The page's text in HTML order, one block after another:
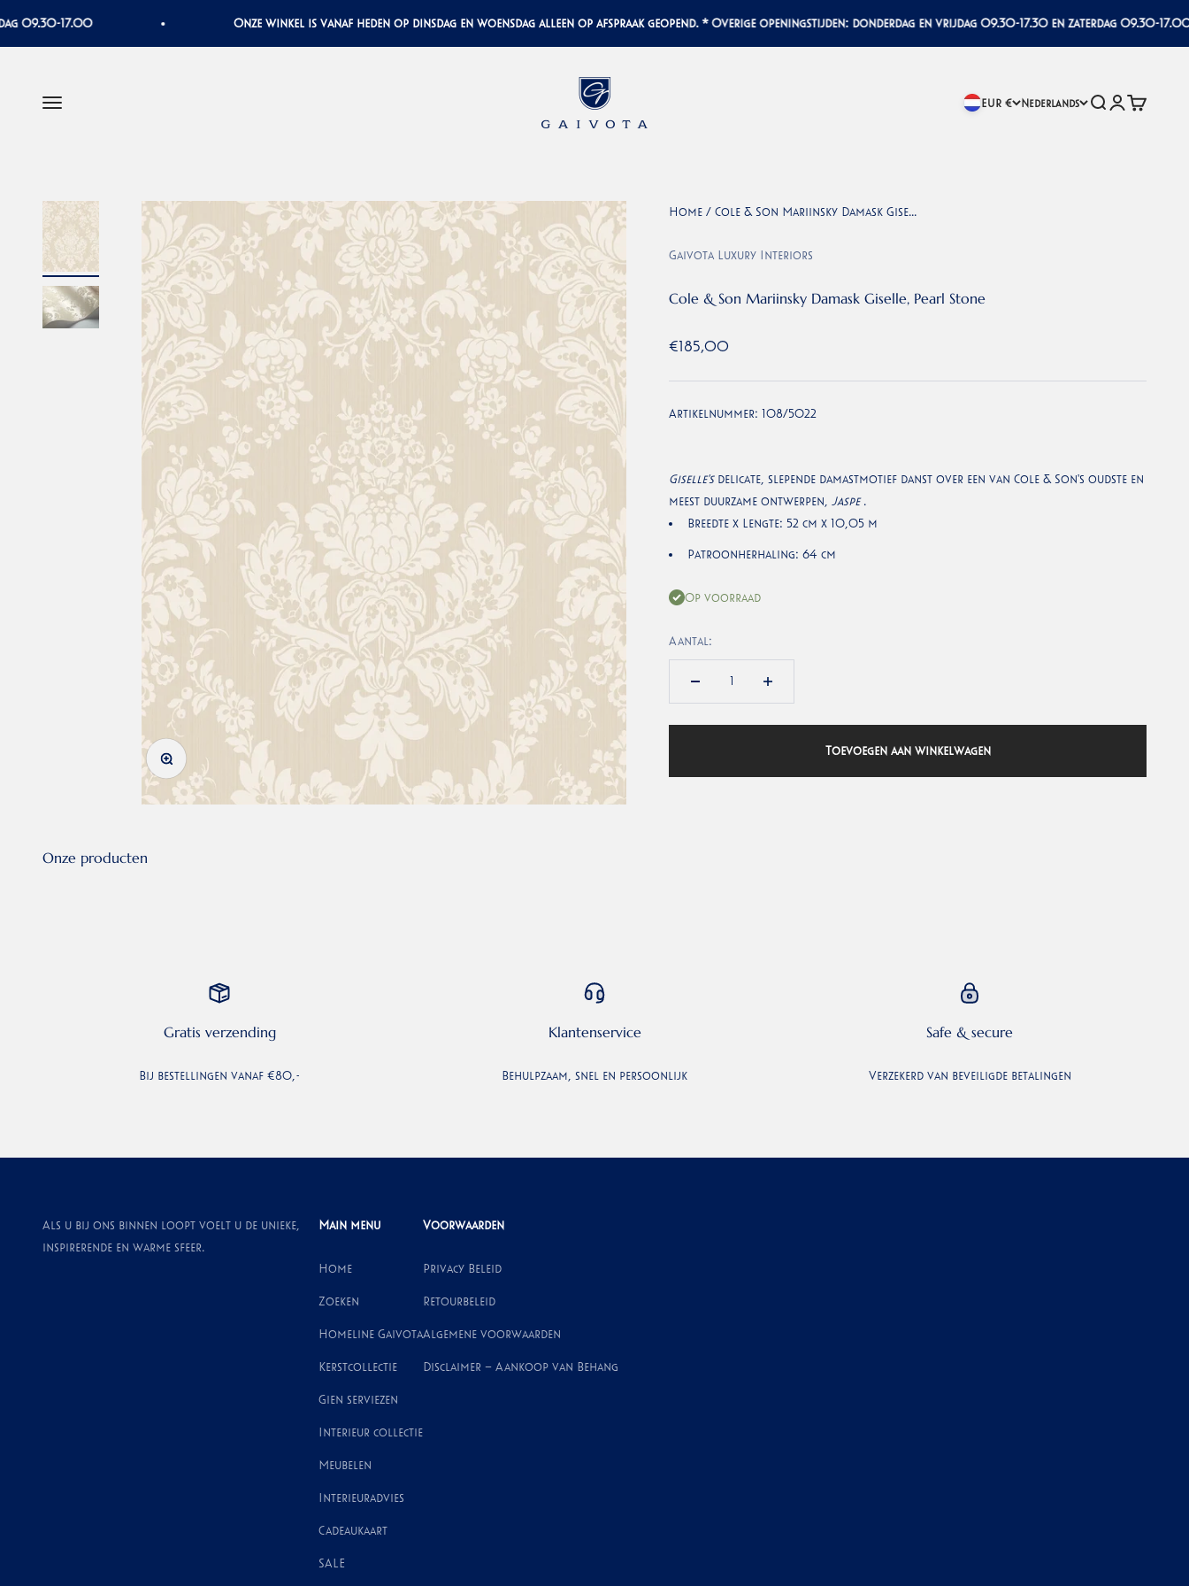
17.00 Onze winkel is vanaf heden op dinsdag en woensdag alleen op afspraak geopend. * Overige openingstijden: donderdag en vrijdag 09.30-17.30 en zaterdag 09.30-17.00
Menu
Gaivota Luxury Interiors
EUR € Nederlands ZoekenInloggen
In-/uitzoomen
Home / Cole & Son Mariinsky Damask Gise...
Gaivota Luxury Interiors
Cole & Son Mariinsky Damask Giselle, Pearl Stone
Aanbiedingsprijs
€185,00
Artikelnummer: 108/5022
Giselle'sdelicate, slepende damastmotief danst over een van Cole & Son's oudste en
meest duurzame ontwerpen,
Jaspe.
Breedte x Lengte: 52 cm x 10,05 m
Patroonherhaling: 64 cm
Op voorraad
Aantal:
Toevoegen aan winkelwagen
Gratis verzending
Bij bestellingen vanaf €80,-
Klantenservice
Behulpzaam, snel en persoonlijk
Safe & secure
Verzekerd van beveiligde betalingen
Als u bij ons binnen loopt voelt u de unieke,
inspirerende en warme sfeer.
Main menu
Home
Zoeken
Homeline Gaivota
Kerstcollectie
Gien serviezen
Interieur collectie
Meubelen
Interieuradvies
Cadeaukaart
SALE
Voorwaarden
Privacy Beleid
Retourbeleid
Algemene voorwaarden
Disclaimer – Aankoop van Behang